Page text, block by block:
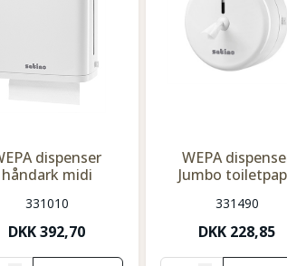
dispenser
håndark midi
331010
DKK392,70
WEPA
Jumbo
331490
DKK 228,85